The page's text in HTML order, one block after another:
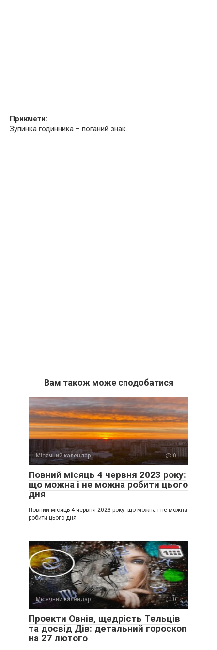
Прикмети:
Зупинка годинника – поганий знак.
Вам також може сподобатися
Місячний календар 0
Повний місяць 4 червня 2023 року:
що можна і не можна робити цього
дня
Повний місяць 4 червня 2023 року: що можна і не можна
робити цього дня
Місячний календар 0
Проекти Овнів, щедрість Тельців
та досвід Дів: детальний гороскоп
на 27 лютого